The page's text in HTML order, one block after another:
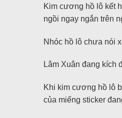
Kim cương hồ lô kết
ngồi ngay ngắn trên
Nhóc hồ lô chưa nói
Lâm Xuân đang kích
Khi kim cương hồ lô
của miếng sticker